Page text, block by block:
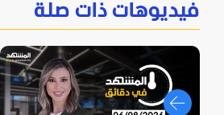
فيديوهات ذات صلة